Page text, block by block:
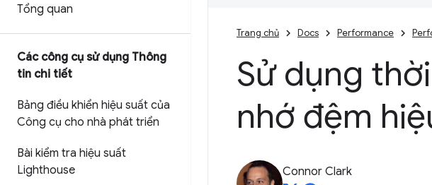
Tổng quan
Các công cụ sử dụng Thông
tin chi tiết
Bảng điều khiển hiệu suất của
Công cụ cho nhà phát triển
Bài kiểm tra hiệu suất
Lighthouse
Trang chủ Docs Performance
Sử dụng
nhớ đệm
Connor Clark